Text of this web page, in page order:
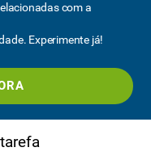
com a
Experimente já!